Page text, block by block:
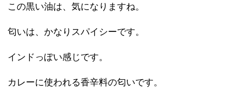
この黒い油は、気になりますね。
匂いは、かなりスパイシーです。
インドっぽい感じです。
カレーに使われる香辛料の匂いです。